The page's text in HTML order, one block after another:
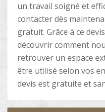
un travail soigné et
contacter dès
gratuit. Grâce à ce
découvrir comment
retrouver un espace
être utilisé selon vos
devis est gratuite et